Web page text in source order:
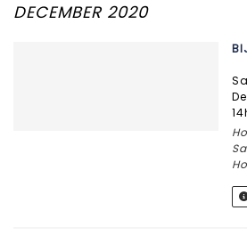
DECEMBER 2020
Saturday 19